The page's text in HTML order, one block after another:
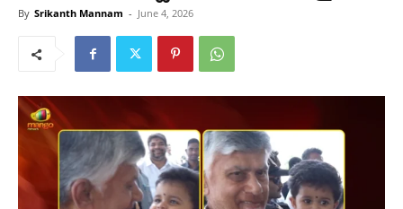
By Srikanth Mannam - June 4, 2026